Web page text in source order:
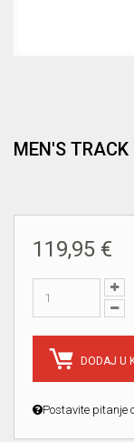
MEN'S
119,95 €
DODAJ U
Postavite pitanje